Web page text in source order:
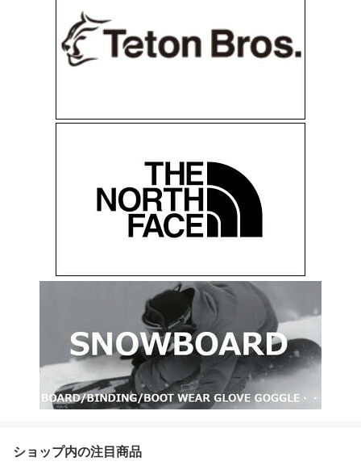
ショップ内の注目商品